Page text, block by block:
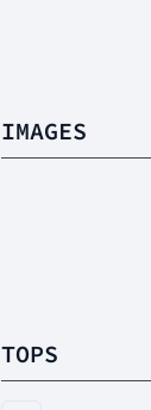
IMAGES
TOPS